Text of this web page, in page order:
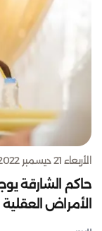
الأربعاء 21 ديسمبر 2022
حاكم الشارقة
الأمراض العقلية